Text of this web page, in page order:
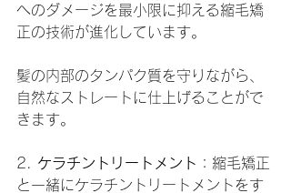
へのダメージを最小限に抑える縮毛矯
正の技術が進化しています。
髪の内部のタンパク質を守りながら、
自然なストレートに仕上げることがで
きます。
2. ケラチントリートメント ：縮毛矯正
と一緒にケラチントリートメントをす